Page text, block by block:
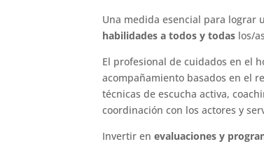
Una medida esencial para lograr
habilidades a todos y todas los/
El profesional de cuidados en el
acompañamiento basados en el
técnicas de escucha activa,
coordinación con los actores y
Invertir en evaluaciones y